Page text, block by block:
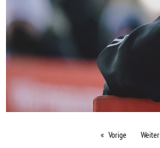
Vorige Weiter